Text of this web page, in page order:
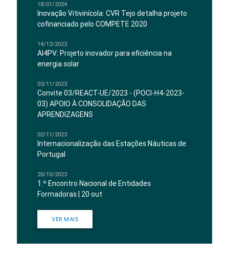
18/01/2024
Inovação Vitivinícola: CVR Tejo detalha projeto
cofinanciado pelo COMPETE 2020
14/12/2023
AI4PV: Projeto inovador para eficiência na
energia solar
03/11/2023
Convite 03/REACT-UE/2023 - (POCI-H4-2023-
03) APOIO À CONSOLIDAÇÃO DAS
APRENDIZAGENS
02/11/2023
Internacionalização das Estações Náuticas de
Portugal
20/10/2023
1.º Encontro Nacional de Entidades
Formadoras | 20 out
VER MAIS